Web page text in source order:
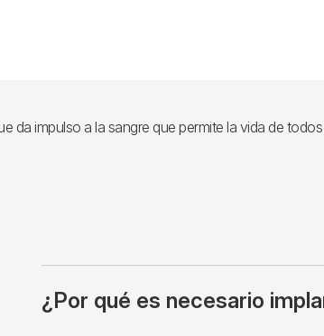
da impulso a la sangre que permite la vida de
¿Por qué es necesario